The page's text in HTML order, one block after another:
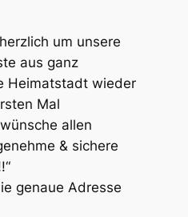
um unsere
aus ganz
Heimatstadt wieder
Mal
allen
& sichere
genaue Adresse